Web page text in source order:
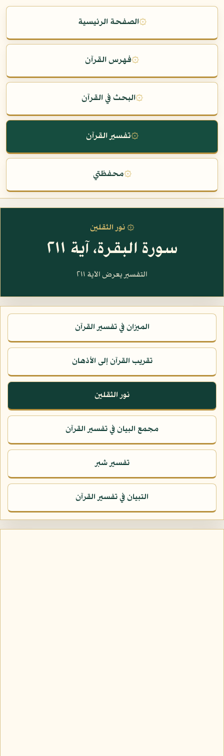
۞الصفحة الرئيسية
۞فهرس القرآن
۞البحث في القرآن
۞تفسير القرآن
۞محفظتي
۞ نور الثقلين
سورة البقرة، آية ٢١١
التفسير يعرض الآية ٢١١
الميزان في تفسير القرآن
تقريب القرآن إلى الأذهان
نور الثقلين
مجمع البيان في تفسير القرآن
تفسير شبر
التبيان في تفسير القرآن